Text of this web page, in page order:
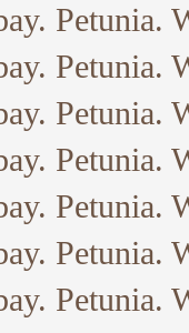
Petunia.
Petunia.
Petunia.
Petunia.
Petunia.
Petunia.
Petunia.